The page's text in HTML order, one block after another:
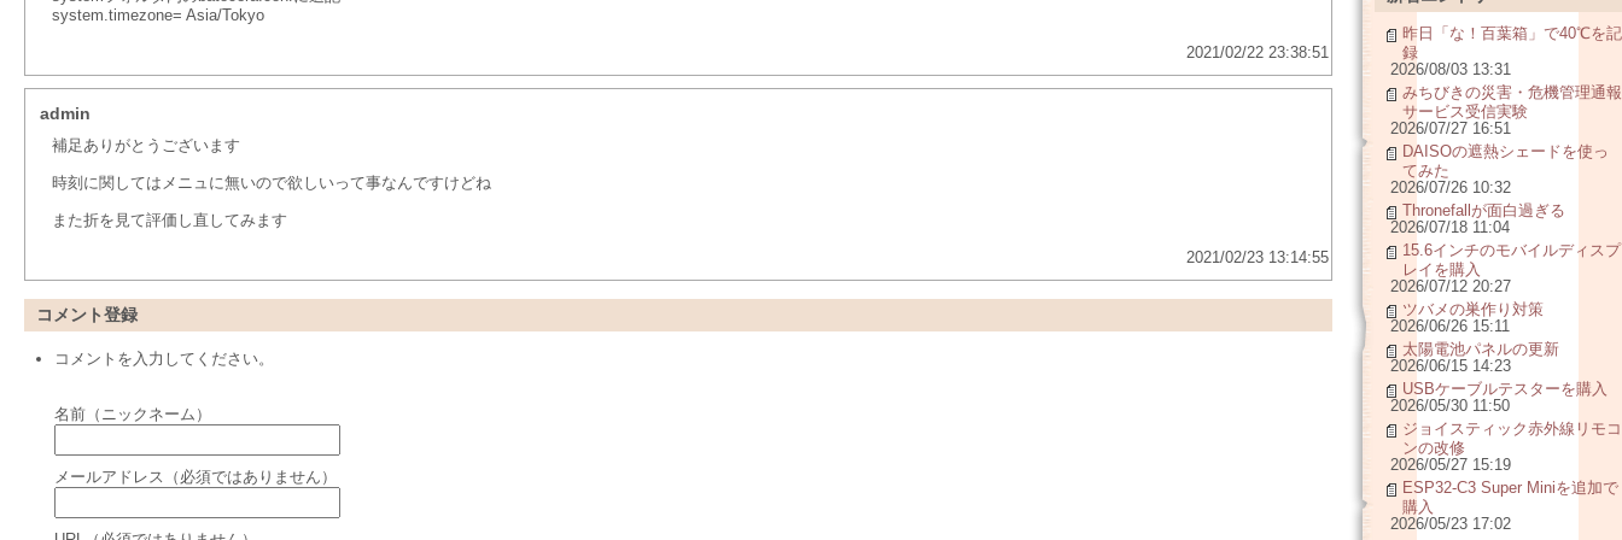
system.timezone= Asia/Tokyo
2021/02/22 23:38:51
admin
補足ありがとうございます
時刻に関してはメニュに無いので欲しいって事なんですけどね
また折を見て評価し直してみます
2021/02/23 13:14:55
コメント登録
コメントを入力してください。
名前（ニックネーム）
メールアドレス（必須ではありません）
昨日「な！百葉箱」で40℃を記
録
2026/08/03 13:31
みちびきの災害・危機管理通報
サービス受信実験
2026/07/27 16:51
DAISOの遮熱シェードを使っ
てみた
2026/07/26 10:32
Thronefallが面白過ぎる
2026/07/18 11:04
15.6インチのモバイルディスプ
レイを購入
2026/07/12 20:27
ツバメの巣作り対策
2026/06/26 15:11
太陽電池パネルの更新
2026/06/15 14:23
USBケーブルテスターを購入
2026/05/30 11:50
ジョイスティック赤外線リモコ
ンの改修
2026/05/27 15:19
ESP32-C3 Super Miniを追加で
購入
2026/05/23 17:02